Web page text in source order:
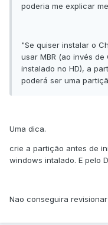
poderia me explicar
"Se quiser instalar o
usar MBR (ao invés
instalado no HD), a
poderá ser uma
Uma dica.
crie a partição antes de
windows intalado. E pelo
Nao conseguira